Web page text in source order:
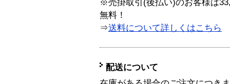
※売掛取引(後払い)のお客様は
無料！
⇒送料について詳しくはこちら
配送について